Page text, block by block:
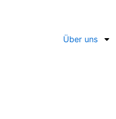
Über uns